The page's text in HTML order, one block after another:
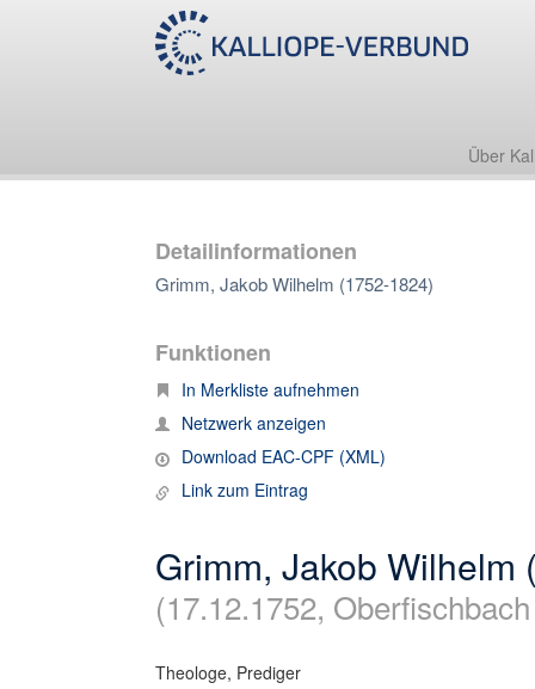
Über
Detailinformationen
Grimm, Jakob Wilhelm (1752-1824)
Funktionen
In Merkliste aufnehmen
Netzwerk anzeigen
Download EAC-CPF (XML)
Link zum Eintrag
Grimm, Jakob Wilhelm
(17.12.1752,
Theologe, Prediger